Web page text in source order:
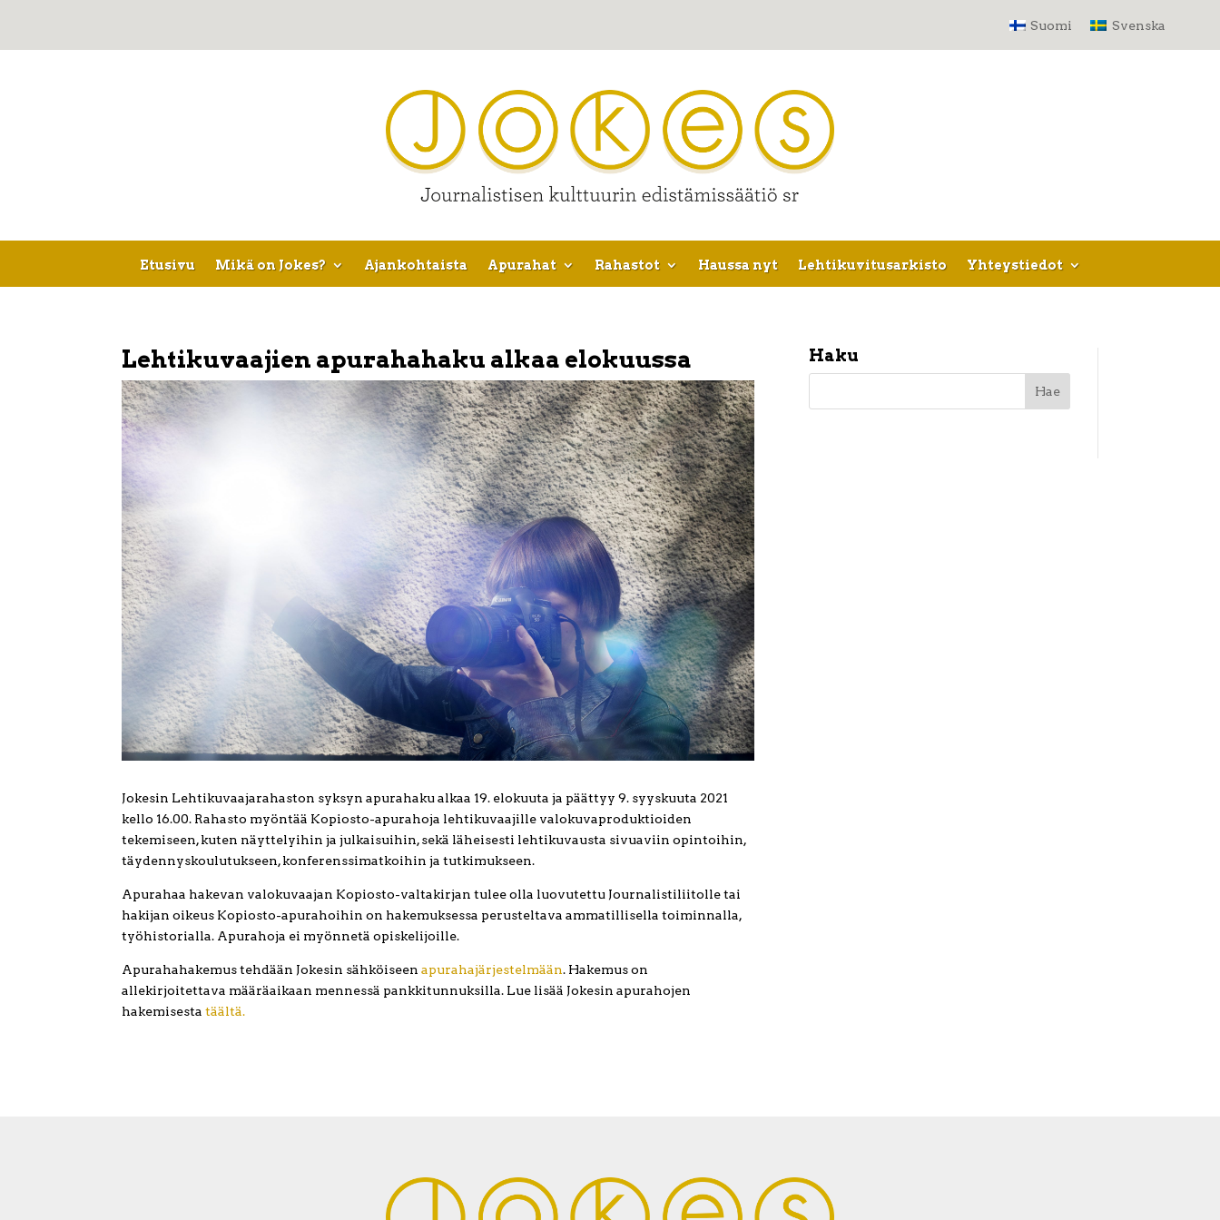
Suomi Svenska
Etusivu Mikä on Jokes? Ajankohtaista Apurahat Rahastot Haussa nyt Lehtikuvitusarkisto Yhteystiedot
Lehtikuvaajien apurahahaku alkaa elokuussa
Jokesin Lehtikuvaajarahaston syksyn apurahaku alkaa 19. elokuuta ja päättyy 9. syyskuuta 2021
kello 16.00. Rahasto myöntää Kopiosto-apurahoja lehtikuvaajille valokuvaproduktioiden
tekemiseen, kuten näyttelyihin ja julkaisuihin, sekä läheisesti lehtikuvausta sivuaviin opintoihin,
täydennyskoulutukseen, konferenssimatkoihin ja tutkimukseen.
Apurahaa hakevan valokuvaajan Kopiosto-valtakirjan tulee olla luovutettu Journalistiliitolle tai
hakijan oikeus Kopiosto-apurahoihin on hakemuksessa perusteltava ammatillisella toiminnalla,
työhistorialla. Apurahoja ei myönnetä opiskelijoille.
Apurahahakemus tehdään Jokesin sähköiseen apurahajärjestelmään. Hakemus on
allekirjoitettava määräaikaan mennessä pankkitunnuksilla. Lue lisää Jokesin apurahojen
hakemisesta täältä.
Haku